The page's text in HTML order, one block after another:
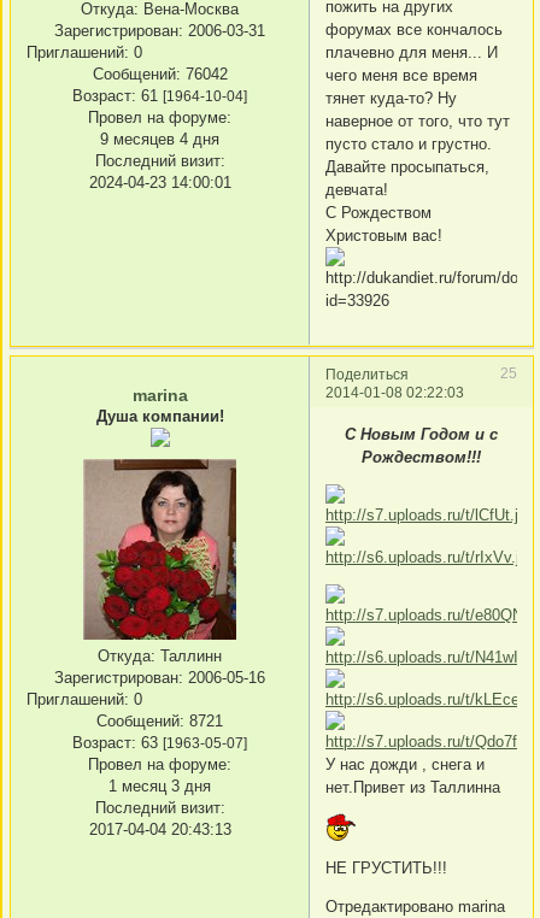
Откуда: Вена-Москва
Зарегистрирован: 2006-03-31
Приглашений: 0
Сообщений: 76042
Возраст: 61 [1964-10-04]
Провел на форуме:
9 месяцев 4 дня
Последний визит:
2024-04-23 14:00:01
пожить на других
форумах все кончалось
плачевно для меня... И
чего меня все время
тянет куда-то? Ну
наверное от того, что тут
пусто стало и грустно.
Давайте просыпаться,
девчата!
С Рождеством
Христовым вас!
Поделиться
25
2014-01-08 02:22:03
marina
Душа компании!
Откуда: Таллинн
Зарегистрирован: 2006-05-16
Приглашений: 0
Сообщений: 8721
Возраст: 63 [1963-05-07]
Провел на форуме:
1 месяц 3 дня
Последний визит:
2017-04-04 20:43:13
С Новым Годом и с
Рождеством!!!
У нас дожди , снега и
нет.Привет из Таллинна
НЕ ГРУСТИТЬ!!!
Отредактировано marina